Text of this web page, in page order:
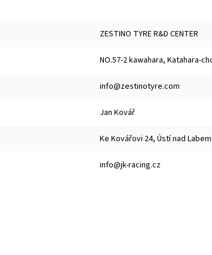
ZESTINO TYRE R&D CENTER
NO.57-2 kawahara, Katahara-
info@zestinotyre.com
Jan Kovář
Ke Kovářovi 24, Ústí nad
info@jk-racing.cz